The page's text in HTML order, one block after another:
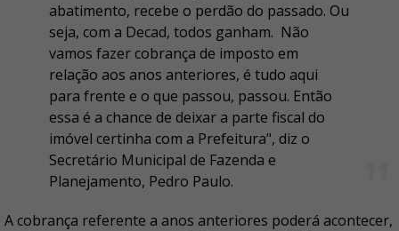
abatimento, recebe o perdão do passado. Ou
seja, com a Decad, todos ganham. Não
vamos fazer cobrança de imposto em
relação aos anos anteriores, é tudo aqui
para frente e o que passou, passou. Então
essa é a chance de deixar a parte fiscal do
imóvel certinha com a Prefeitura", diz o
Secretário Municipal de Fazenda e
Planejamento, Pedro Paulo.
A cobrança referente a anos anteriores poderá acontecer,